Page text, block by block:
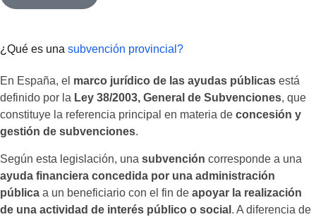
¿Qué es una subvención provincial?
En España, el marco jurídico de las ayudas públicas está
definido por la Ley 38/2003, General de Subvenciones, que
constituye la referencia principal en materia de concesión y
gestión de subvenciones.
Según esta legislación, una subvención corresponde a una
ayuda financiera concedida por una administración
pública a un beneficiario con el fin de apoyar la realización
de una actividad de interés público o social . A diferencia de